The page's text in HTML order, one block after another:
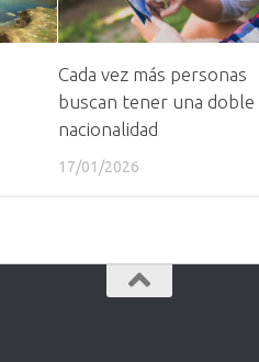
Cada vez más personas
buscan tener una doble
nacionalidad
17/01/2026